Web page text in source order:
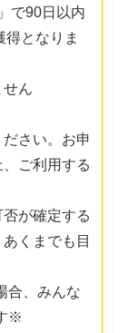
で90日以内
となりま
せん
さい。お申
ご利用する
が確定する
くまでも目
合、みんな
※